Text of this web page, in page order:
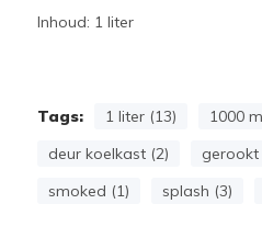
Inhoud: 1 liter
Tags: 1 liter (13) 1000
deur koelkast (2)
gerookt
smoked (1)
splash (3)